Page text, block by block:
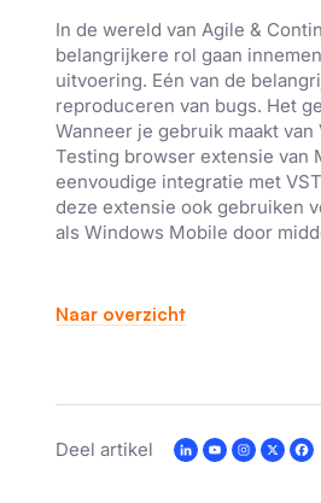
In de wereld van Agile &
belangrijkere rol gaan
uitvoering. Eén van de
reproduceren van bugs. Het
Wanneer je gebruik maakt
Testing browser extensie van
eenvoudige integratie met
deze extensie ook gebruiken
als Windows Mobile door
Naar overzicht
Deel artikel